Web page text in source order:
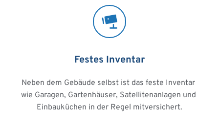
Festes Inventar
Neben dem Gebäude selbst ist das feste Inventar
wie Garagen, Gartenhäuser, Satellitenanlagen und
Einbauküchen in der Regel mitversichert.